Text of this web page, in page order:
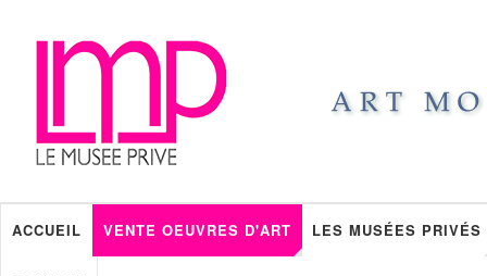
ACCUEIL VENTE OEUVRES D'ART LES MUSÉES PRIVÉS